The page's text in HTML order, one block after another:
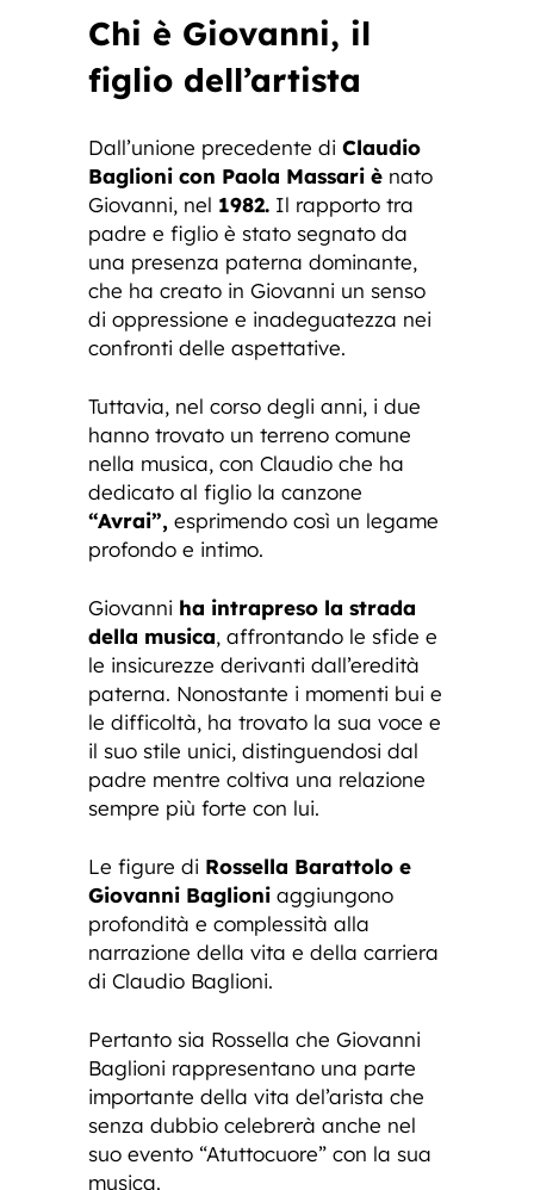
Chi è Giovanni, il
figlio dell’artista
Dall’unione precedente di Claudio
Baglioni con Paola Massari è nato
Giovanni, nel 1982. Il rapporto tra
padre e figlio è stato segnato da
una presenza paterna dominante,
che ha creato in Giovanni un senso
di oppressione e inadeguatezza nei
confronti delle aspettative.
Tuttavia, nel corso degli anni, i due
hanno trovato un terreno comune
nella musica, con Claudio che ha
dedicato al figlio la canzone
“Avrai”, esprimendo così un legame
profondo e intimo.
Giovanni ha intrapreso la strada
della musica, affrontando le sfide e
le insicurezze derivanti dall’eredità
paterna. Nonostante i momenti bui e
le difficoltà, ha trovato la sua voce e
il suo stile unici, distinguendosi dal
padre mentre coltiva una relazione
sempre più forte con lui.
Le figure di Rossella Barattolo e
Giovanni Baglioni aggiungono
profondità e complessità alla
narrazione della vita e della carriera
di Claudio Baglioni.
Pertanto sia Rossella che Giovanni
Baglioni rappresentano una parte
importante della vita del’arista che
senza dubbio celebrerà anche nel
suo evento “Atuttocuore” con la sua
musica.